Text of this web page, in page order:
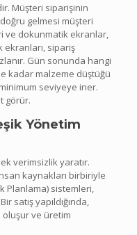
Müşteri siparişinin
gelmesi müşteri
ve dokunmatik ekranlar,
ekranları, sipariş
Gün sonunda hangi
kadar malzeme düştüğü
seviyeye iner.
görür.
Yönetim
verimsizlik yaratır.
kaynakları birbiriyle
Planlama) sistemleri,
satış yapıldığında,
oluşur ve üretim